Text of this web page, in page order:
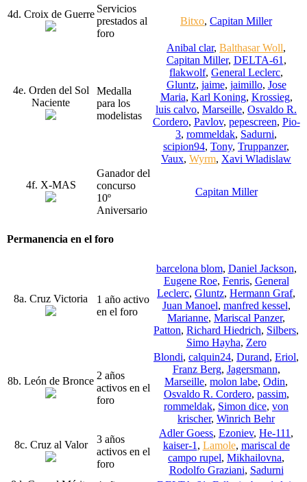
4d. Croix de Guerre Servicios
prestados al
foro
Bitxo, Capitan Miller
4e. Orden del Sol
Naciente
Medalla
para los
modelistas
Anibal clar, Balthasar Woll,
Capitan Miller, DELTA-61 ,
flakwolf, General Leclerc,
Gluntz, jaime, jaimillo, Jose
Maria, Karl Koning, Krossieg,
luis calvo, Marseille, Osvaldo R.
Cordero, Pavlov, pepescreen, Pio-
3, rommeldak, Sadurni,
scipion94, Tony, Truppanzer,
Vaux, Wyrm, Xavi Wladislaw
4f. X-MAS
Ganador del
concurso
10º
Aniversario
Capitan Miller
Permanencia en el foro
8a. Cruz Victoria
1 año activo
en el foro
barcelona blom, Daniel Jackson,
Eugene Roe, Fenris, General
Leclerc, Gluntz, Hermann Graf,
Juan Manoel, manfred kessel,
Marianne, Mariscal Panzer,
Patton, Richard Hiedrich, Silbers,
Simo Hayha, Zero
8b. León de Bronce 2 años
activos en el
foro
Blondi, calquin24, Durand, Eriol,
Franz Berg, Jagersmann,
Marseille, molon labe, Odin,
Osvaldo R. Cordero, passim,
rommeldak, Simon dice, von
krischer, Winrich Behr
8c. Cruz al Valor
3 años
activos en el
foro
Adler Goess, Ezoniev, He-111 ,
kaiser-1 , Lamole, mariscal de
campo rupel, Mikhailovna,
Rodolfo Graziani, Sadurni